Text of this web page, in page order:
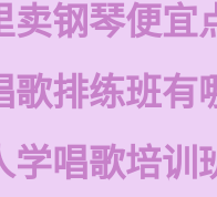
卖钢琴便宜
歌排练班有
学唱歌培训